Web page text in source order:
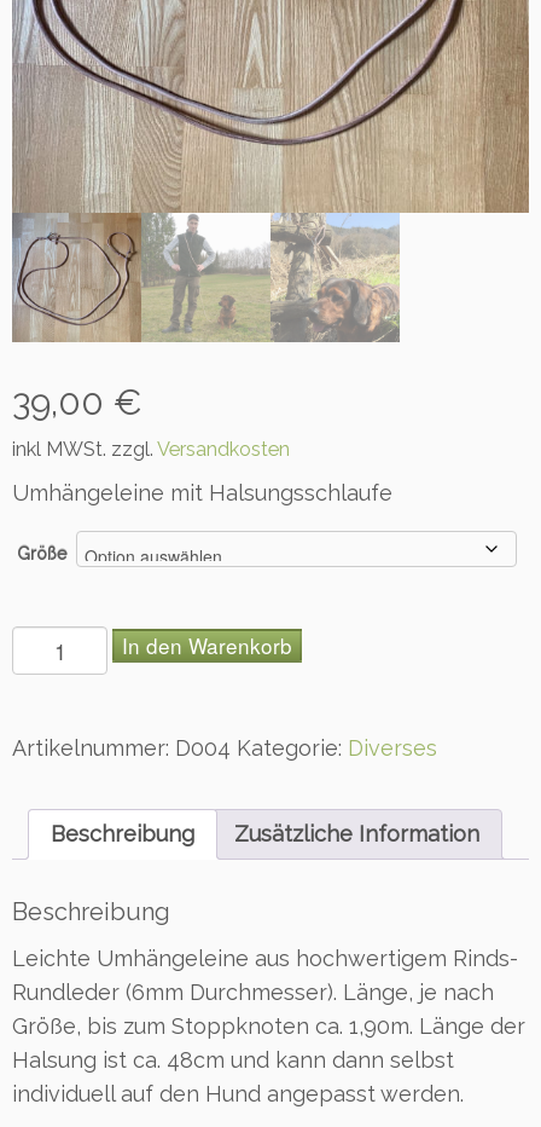
39,00 €
inkl MWSt. zzgl. Versandkosten
Umhängeleine mit Halsungsschlaufe
Größe
n
n
m
i
H
a
l
In den Warenkorb
Artikelnummer: D004 Kategorie: Diverses
Beschreibung Zusätzliche Information
Beschreibung
Leichte Umhängeleine aus hochwertigem Rinds-
Rundleder (6mm Durchmesser). Länge, je nach
Größe, bis zum Stoppknoten ca. 1,90m. Länge der
Halsung ist ca. 48cm und kann dann selbst
individuell auf den Hund angepasst werden.